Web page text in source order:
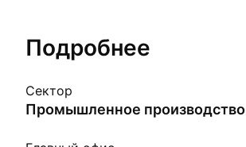
Подробнее
Сектор
Промышленное производство